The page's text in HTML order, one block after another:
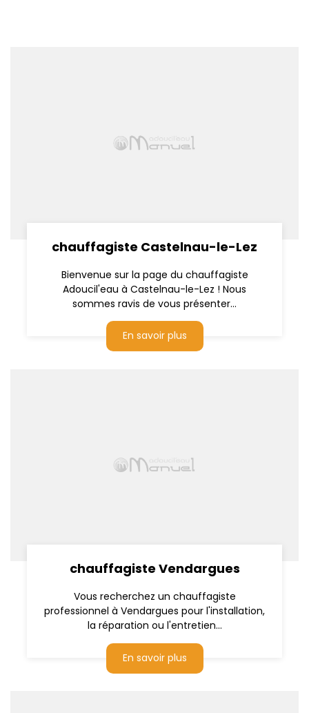
chauffagiste Castelnau-le-Lez
Bienvenue sur la page du chauffagiste
Adoucil'eau à Castelnau-le-Lez ! Nous
sommes ravis de vous présenter...
En savoir plus
chauffagiste Vendargues
Vous recherchez un chauffagiste
professionnel à Vendargues pour l'installation,
la réparation ou l'entretien...
En savoir plus